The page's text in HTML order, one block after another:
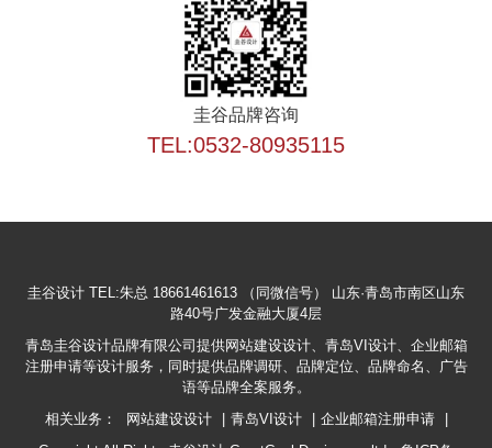
圭谷品牌咨询
TEL:0532-80935115
圭谷设计 TEL:朱总 18661461613 （同微信号） 山东·青岛市南区山东
路40号广发金融大厦4层
青岛圭谷设计品牌有限公司提供网站建设设计、青岛VI设计、企业邮箱
注册申请等设计服务，同时提供品牌调研、品牌定位、品牌命名、广告
语等品牌全案服务。
相关业务：
网站建设设计 青岛VI设计 企业邮箱注册申请